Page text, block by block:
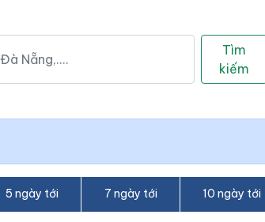
Tìm
kiếm
5 ngày tới 7 ngày tới 10 ngày tới